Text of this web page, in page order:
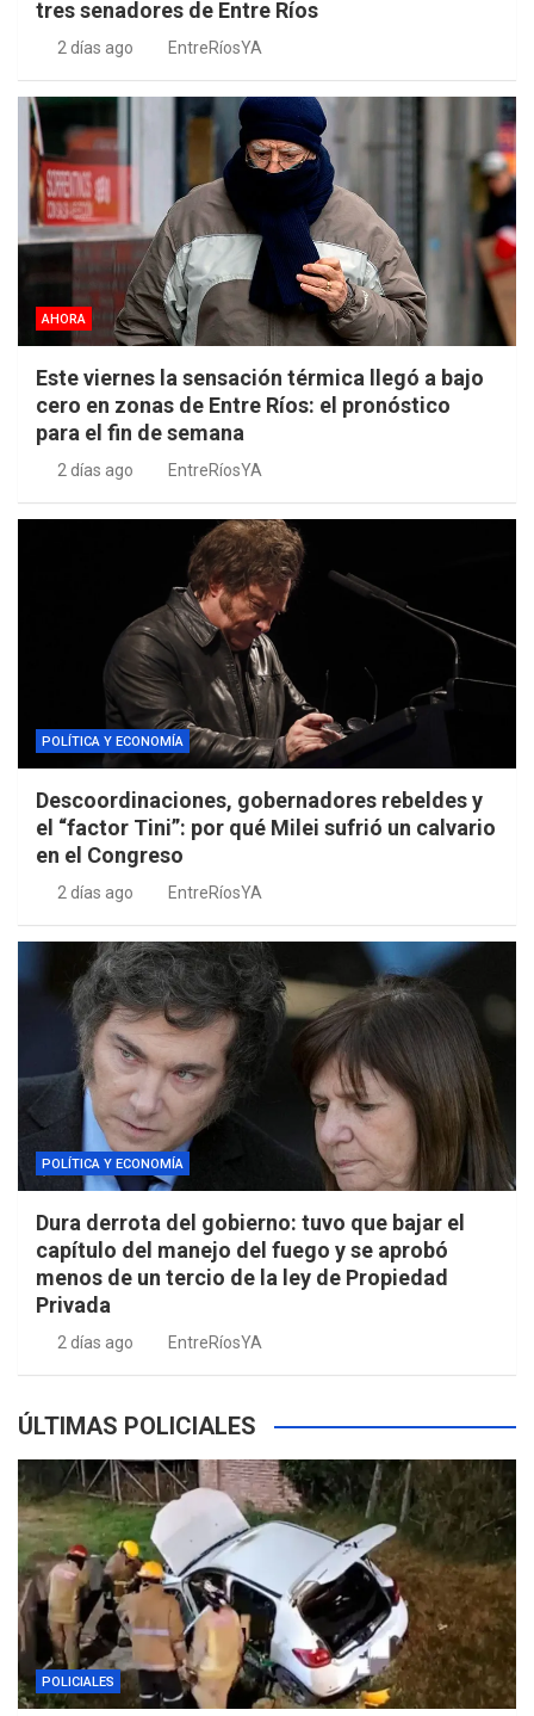
tres senadores de Entre Ríos
2 días ago EntreRíosYA
AHORA
Este viernes la sensación térmica llegó a bajo
cero en zonas de Entre Ríos: el pronóstico
para el fin de semana
2 días ago EntreRíosYA
POLÍTICA Y ECONOMÍA
Descoordinaciones, gobernadores rebeldes y
el “factor Tini”: por qué Milei sufrió un calvario
en el Congreso
2 días ago EntreRíosYA
POLÍTICA Y ECONOMÍA
Dura derrota del gobierno: tuvo que bajar el
capítulo del manejo del fuego y se aprobó
menos de un tercio de la ley de Propiedad
Privada
2 días ago EntreRíosYA
ÚLTIMAS POLICIALES
POLICIALES